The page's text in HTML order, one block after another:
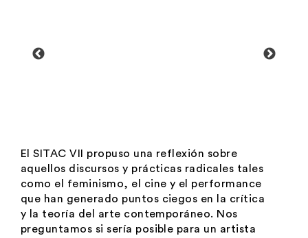
El SITAC VII propuso una reflexión sobre
aquellos discursos y prácticas radicales tales
como el feminismo, el cine y el performance
que han generado puntos ciegos en la crítica
y la teoría del arte contemporáneo. Nos
preguntamos si sería posible para un artista